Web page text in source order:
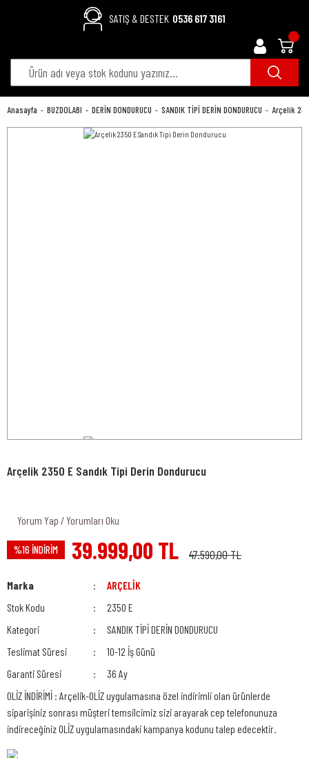
SATIŞ & DESTEK 0536 617 3161
Anasayfa BUZDOLABI DERİN DONDURUCU SANDIK TİPİ DERİN DONDURUCU Arçelik
Arçelik 2350 E Sandık Tipi Derin Dondurucu
Yorum Yap / Yorumları Oku
%16 İNDİRİM 39.999,00 TL 47.590,00 TL
Marka
ARÇELİK
Stok Kodu
2350 E
Kategori
SANDIK TİPİ DERİN DONDURUCU
Teslimat Süresi
10-12 İş Günü
Garanti Süresi
36 Ay
OLİZ İNDİRİMİ : Arçelik-OLİZ uygulamasına özel indirimli olan ürünlerde
siparişiniz sonrası müşteri temsilcimiz sizi arayarak cep telefonunuza
indireceğiniz OLİZ uygulamasındaki kampanya kodunu talep edecektir.